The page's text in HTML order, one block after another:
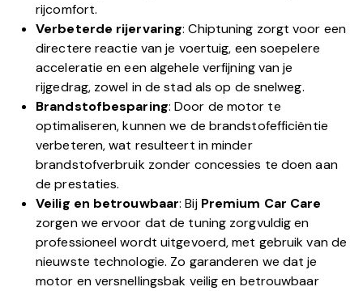
rijcomfort.
Verbeterde rijervaring: Chiptuning zorgt voor een
directere reactie van je voertuig, een soepelere
acceleratie en een algehele verfijning van je
rijgedrag, zowel in de stad als op de snelweg.
Brandstofbesparing: Door de motor te
optimaliseren, kunnen we de brandstofefficiëntie
verbeteren, wat resulteert in minder
brandstofverbruik zonder concessies te doen aan
de prestaties.
Veilig en betrouwbaar: Bij Premium Car Care
zorgen we ervoor dat de tuning zorgvuldig en
professioneel wordt uitgevoerd, met gebruik van de
nieuwste technologie. Zo garanderen we dat je
motor en versnellingsbak veilig en betrouwbaar